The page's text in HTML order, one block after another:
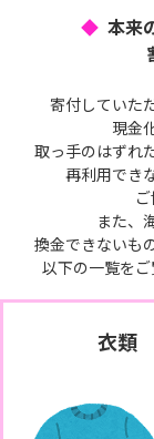
本来
寄付していた
現金
取っ手のはずれ
再利用でき
また、
換金できないも
以下の一覧をご
衣類